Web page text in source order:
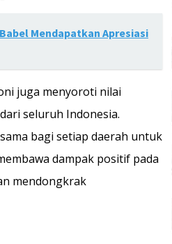
Mendapatkan Apresiasi
juga menyoroti nilai
seluruh Indonesia.
bagi setiap daerah untuk
dampak positif pada
mendongkrak